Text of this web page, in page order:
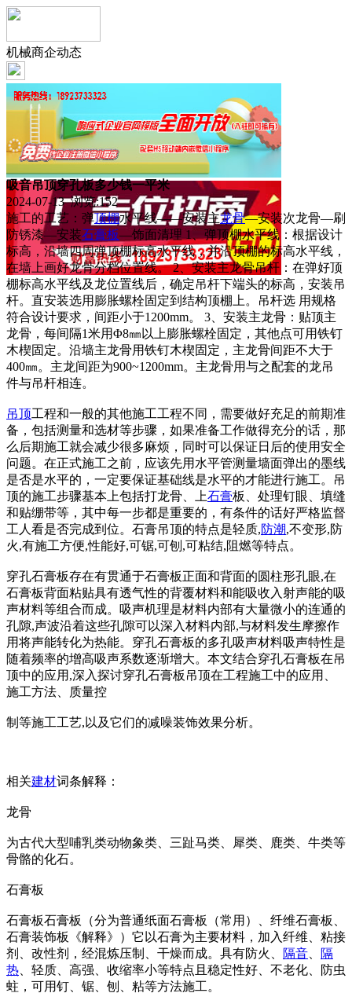
机械商企动态
吸音吊顶穿孔板多少钱一平米
2024-07-13 浏览:152
施工的工艺：弹顶棚水平线——安装主龙骨—安装次龙骨—刷
防锈漆—安装石膏板—饰面清理 1、弹顶棚水平线：根据设计
标高，沿墙四周弹顶棚标高水平线，并沿顶棚的标高水平线，
在墙上画好龙骨分档位置线。 2、安装主龙骨吊杆：在弹好顶
棚标高水平线及龙位置线后，确定吊杆下端头的标高，安装吊
杆。直安装选用膨胀螺栓固定到结构顶棚上。吊杆选 用规格
符合设计要求，间距小于1200mm。 3、安装主龙骨：贴顶主
龙骨，每间隔1米用Φ8㎜以上膨胀螺栓固定，其他点可用铁钉
木楔固定。沿墙主龙骨用铁钉木楔固定，主龙骨间距不大于
400㎜。主龙间距为900~1200mm。主龙骨用与之配套的龙吊
件与吊杆相连。
吊顶工程和一般的其他施工工程不同，需要做好充足的前期准
备，包括测量和选材等步骤，如果准备工作做得充分的话，那
么后期施工就会减少很多麻烦，同时可以保证日后的使用安全
问题。在正式施工之前，应该先用水平管测量墙面弹出的墨线
是否是水平的，一定要保证基础线是水平的才能进行施工。吊
顶的施工步骤基本上包括打龙骨、上石膏板、处理钉眼、填缝
和贴绷带等，其中每一步都是重要的，有条件的话好严格监督
工人看是否完成到位。石膏吊顶的特点是轻质,防潮,不变形,防
火,有施工方便,性能好,可锯,可刨,可粘结,阻燃等特点。
穿孔石膏板存在有贯通于石膏板正面和背面的圆柱形孔眼,在
石膏板背面粘贴具有透气性的背覆材料和能吸收入射声能的吸
声材料等组合而成。吸声机理是材料内部有大量微小的连通的
孔隙,声波沿着这些孔隙可以深入材料内部,与材料发生摩擦作
用将声能转化为热能。穿孔石膏板的多孔吸声材料吸声特性是
随着频率的增高吸声系数逐渐增大。本文结合穿孔石膏板在吊
顶中的应用,深入探讨穿孔石膏板吊顶在工程施工中的应用、
施工方法、质量控
制等施工工艺,以及它们的减噪装饰效果分析。
相关建材词条解释：
龙骨
为古代大型哺乳类动物象类、三趾马类、犀类、鹿类、牛类等
骨骼的化石。
石膏板
石膏板石膏板（分为普通纸面石膏板（常用）、纤维石膏板、
石膏装饰板《解释》）它以石膏为主要材料，加入纤维、粘接
剂、改性剂，经混炼压制、干燥而成。具有防火、
隔音
隔
热 、轻质、高强、收缩率小等特点且稳定性好、不老化、防虫
蛀，可用钉、锯、刨、粘等方法施工。